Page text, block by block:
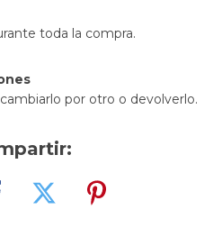
toda la compra.
por otro o devolverlo.